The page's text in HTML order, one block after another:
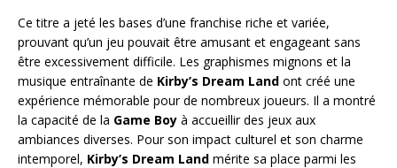
Ce titre a jeté les bases d’une franchise riche et variée,
prouvant qu’un jeu pouvait être amusant et engageant sans
être excessivement difficile. Les graphismes mignons et la
musique entraînante de Kirby’s Dream Land ont créé une
expérience mémorable pour de nombreux joueurs. Il a montré
la capacité de la Game Boy à accueillir des jeux aux
ambiances diverses. Pour son impact culturel et son charme
intemporel, Kirby’s Dream Land mérite sa place parmi les